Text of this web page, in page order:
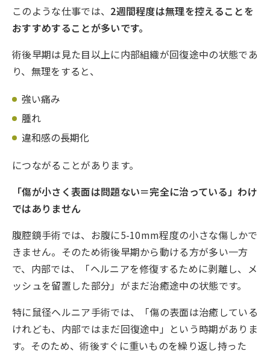
このような仕事では、 2週間程度は無理を控えることを
おすすめすることが多いです。
術後早期は見た目以上に内部組織が回復途中の状態であ
り、無理をすると、
強い痛み
腫れ
違和感の長期化
につながることがあります。
「傷が小さく表面は問題ない＝完全に治っている」わけ
ではありません
腹腔鏡手術では、お腹に5-10mm程度の小さな傷しかで
きません。そのため術後早期から動ける方が多い一方
で、内部では、「ヘルニアを修復するために剥離し、メ
ッシュを留置した部分」がまだ治癒途中の状態です。
特に鼠径ヘルニア手術では、「傷の表面は治癒している
けれども、内部ではまだ回復途中」という時期がありま
す。そのため、術後すぐに重いものを繰り返し持った